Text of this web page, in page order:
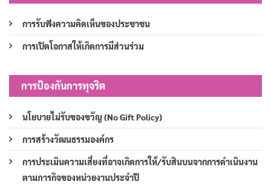
การรับฟังความคิดเห็นของประชาชน
การเปิดโอกาสให้เกิดการมีส่วนร่วม
การป้องกันการทุจริต
นโยบายไม่รับของขวัญ (No Gift Policy)
การสร้างวัฒนธรรมองค์กร
การประเมินความเสี่ยงที่อาจเกิดการให้/รับสินบนจากการดำเนินงาน
ตามภารกิจของหน่วยงานประจำปี